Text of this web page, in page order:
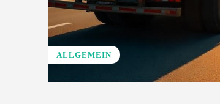
ALLGEMEIN